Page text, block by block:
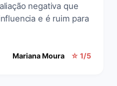
negativa que
e é ruim para
Mariana Moura ☆ 1/5